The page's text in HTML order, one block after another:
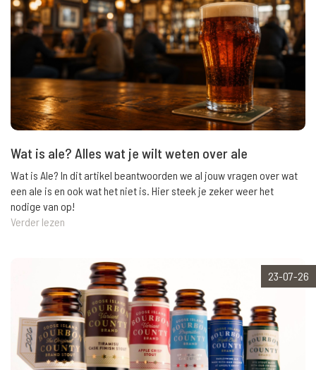
Wat is ale? Alles wat je wilt weten over ale
Wat is Ale? In dit artikel beantwoorden we al jouw vragen over wat
een ale is en ook wat het niet is. Hier steek je zeker weer het
nodige van op!
Verder lezen
23-07-26